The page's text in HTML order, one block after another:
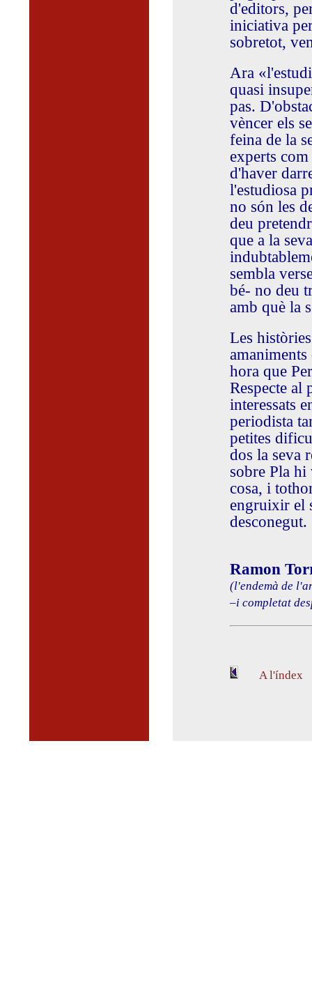
d'editors,
iniciativa
sobretot,
Ara
quasi
pas.
vèncer els
feina de la
experts
d'haver
l'estudiosa
no són les
deu
que a la
sembla
bé- no deu
amb què la
Les
hora que
Respecte al
interessats
periodista
petites
dos la seva
sobre Pla
cosa, i
engruixir el
desconegut.
Ramon
(l'endemà de
–i completat
A l'índex